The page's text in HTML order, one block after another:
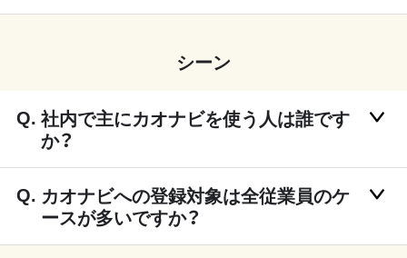
シーン
社内で主にカオナビを使う人は誰です
か？
カオナビへの登録対象は全従業員のケ
ースが多いですか？